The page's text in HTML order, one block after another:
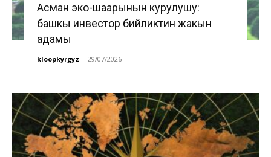
Асман эко-шаарынын курулушу:
башкы инвестор бийликтин жакын
адамы
kloopkyrgyz - 29/07/2026